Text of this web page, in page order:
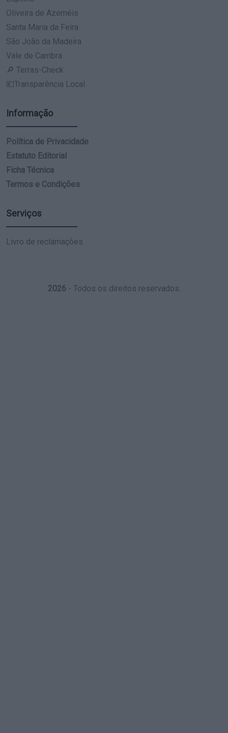
Oliveira de Azeméis
Santa Maria da Feira
São João da Madeira
Vale de Cambra
🔎 Terras-Check
💶Transparência Local
Informação
Política de Privacidade
Estatuto Editorial
Ficha Técnica
Termos e Condições
Serviços
Livro de reclamações
2026- Todos os direitos reservados.